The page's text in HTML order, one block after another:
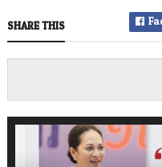
SHARE THIS